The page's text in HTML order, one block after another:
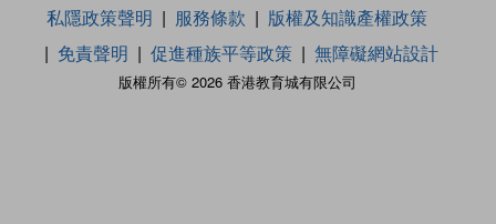
版權所有© 2026 香港教育城有限公司
私隱政策聲明 服務條款
版權及知識產權政策
免責聲明
促進種族平等政策 無障礙網站設計